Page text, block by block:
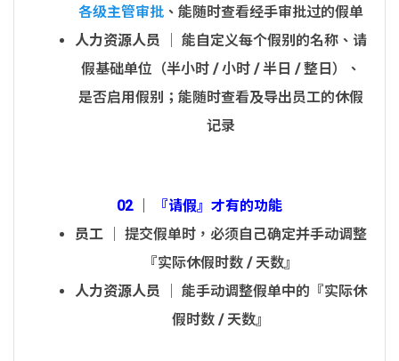
各级主管审批 、能随时查看经手审批过的假单
人力资源人员
│ 能自定义每个假别的名称、请
假基础单位（半小时 / 小时 / 半日 / 整日）、
是否启用假别；能随时查看及导出员工的休假
记录
02 │ 『请假』才有的功能
员工 │ 提交假单时，必须自己确定并手动调整
『实际休假时数 / 天数』
人力资源人员
│ 能手动调整假单中的『实际休
假时数 / 天数』